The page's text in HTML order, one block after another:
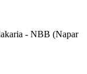
- NBB (Napar